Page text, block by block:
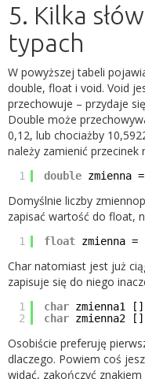
5. Kilka
typach
W powyższej tabeli
double, float i void. Void
przechowuje – przydaje
Double może
0,12, lub chociażby
należy zamienić przecinek
1 double zmienna
Domyślnie liczby
zapisać wartość do float,
1 float zmienna
Char natomiast jest już
zapisuje się do niego
1
2
char zmienna1
char zmienna2
Osobiście preferuję
dlaczego. Powiem coś
widać, zakończyć